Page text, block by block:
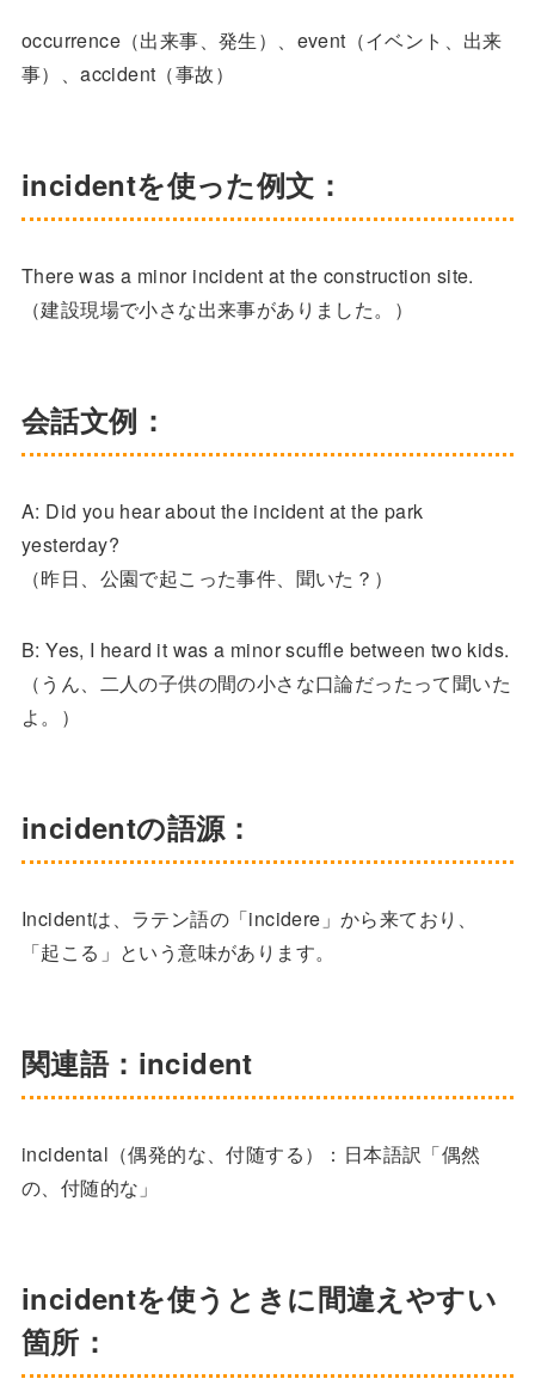
occurrence（出来事、発生）、event（イベント、出来
事）、accident（事故）
incidentを使った例文：
There was a minor incident at the construction site.
（建設現場で小さな出来事がありました。）
会話文例：
A: Did you hear about the incident at the park
yesterday?
（昨日、公園で起こった事件、聞いた？）
B: Yes, I heard it was a minor scuffle between two kids.
（うん、二人の子供の間の小さな口論だったって聞いた
よ。）
incidentの語源：
Incidentは、ラテン語の「incidere」から来ており、
「起こる」という意味があります。
関連語：incident
incidental（偶発的な、付随する）：日本語訳「偶然
の、付随的な」
incidentを使うときに間違えやすい
箇所：